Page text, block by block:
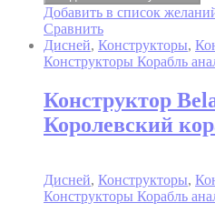
Добавить в список
Сравнить
Дисней, Конструкторы,
Конструкторы Корабль
Конструктор
Королевский
Дисней, Конструкторы,
Конструкторы Корабль